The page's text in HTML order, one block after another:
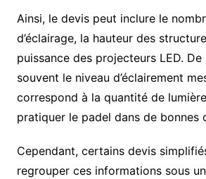
Ainsi, le devis peut inclure le
d’éclairage, la hauteur des
puissance des projecteurs LED.
souvent le niveau d’éclairement
correspond à la quantité de
pratiquer le padel dans de bonnes
Cependant, certains devis
regrouper ces informations sous